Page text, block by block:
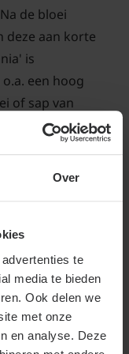
Over
te
media te bieden
Ook delen we
met onze
en analyse. Deze
de bloei
deze aan korte
is
een hoog
of sap van
niet is
geen gebruik
de planten
beestje (insect)
her en der wat